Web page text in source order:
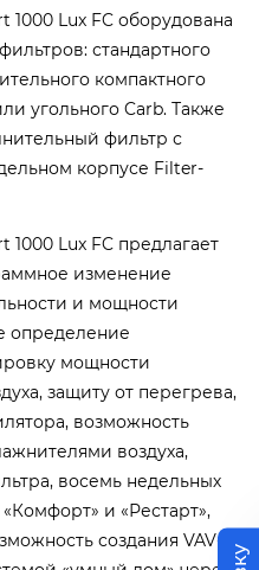
1000 Lux FC оборудована
стандартного
компактного
угольного Carb. Также
фильтр с
корпусе Filter-
1000 Lux FC предлагает
изменение
и мощности
определение
мощности
защиту от перегрева,
возможность
воздуха,
восемь недельных
и «Рестарт»,
создания VAV-